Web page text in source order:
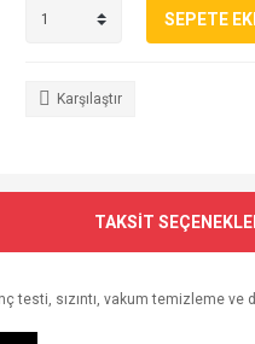
SEPETE
Karşılaştır
TAKSİT
testi, sızıntı, vakum temizleme